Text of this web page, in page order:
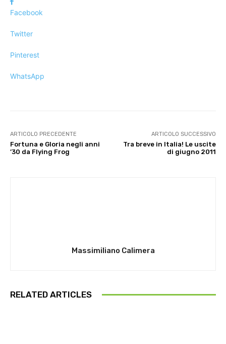
Facebook
Twitter
Pinterest
WhatsApp
ARTICOLO PRECEDENTE
Fortuna e Gloria negli anni
’30 da Flying Frog
ARTICOLO SUCCESSIVO
Tra breve in Italia! Le uscite
di giugno 2011
Massimiliano Calimera
RELATED ARTICLES